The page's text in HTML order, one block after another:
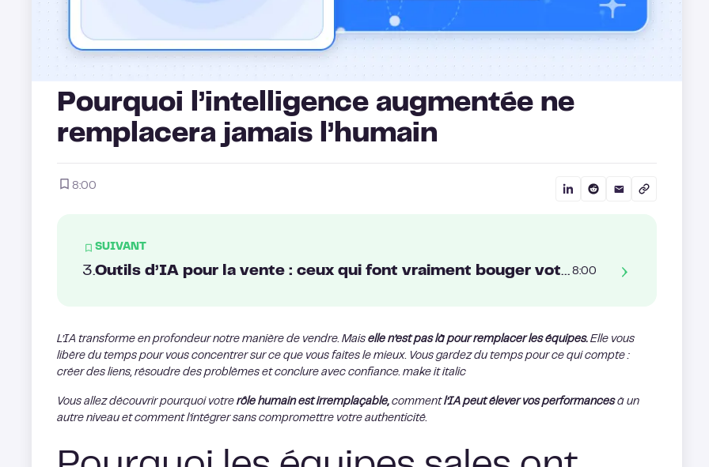
Pourquoi l’intelligence augmentée ne
remplacera jamais l’humain
8:00
SUIVANT
3. Outils d’IA pour la vente : ceux qui font vraiment bouger votre pipeline 8:00
L’IA transforme en profondeur notre manière de vendre. Mais elle n’est pas là pour remplacer les équipes. Elle vous
libère du temps pour vous concentrer sur ce que vous faites le mieux. Vous gardez du temps pour ce qui compte :
créer des liens, résoudre des problèmes et conclure avec confiance. make it italic
Vous allez découvrir pourquoi votre rôle humain est irremplaçable, commentl’IA peut élever vos performancesà un
autre niveau et comment l’intégrer sans compromettre votre authenticité.